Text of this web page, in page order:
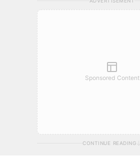
Sponsored Content
CONTINUE READING